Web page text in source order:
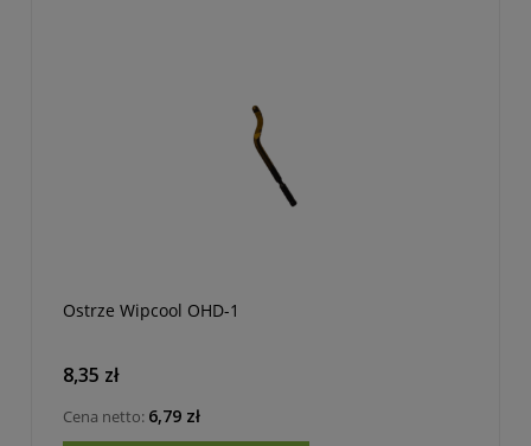
Ostrze Wipcool OHD-1
8,35 zł
Cena netto: 6,79 zł